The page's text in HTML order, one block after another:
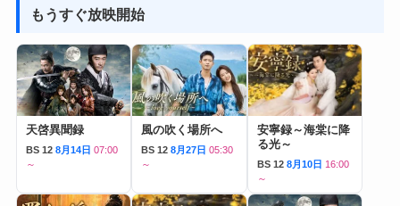
もうすぐ放映開始
天啓異聞録
BS 12 8月14日 07:00
～
風の吹く場所へ
BS 12 8月27日 05:30
～
安寧録～海棠に降
る光～
BS 12 8月10日 16:00
～